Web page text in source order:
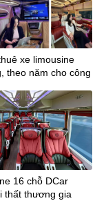
xe limousine
theo năm cho công
16 chỗ DCar
thất thương gia